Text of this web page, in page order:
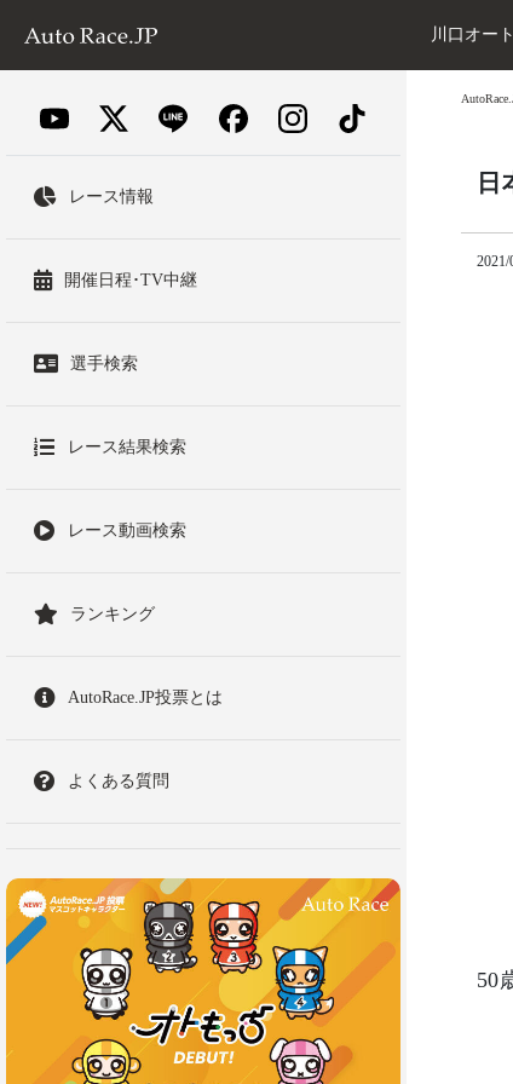
川口オート
レース情報
開催日程･TV中継
選手検索
レース結果検索
レース動画検索
ランキング
AutoRace.JP投票とは
よくある質問
2021/
50